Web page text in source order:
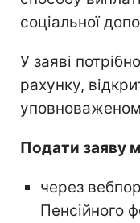
соціальної
У заяві
рахунку,
Подати заяву
через
Пенсійного